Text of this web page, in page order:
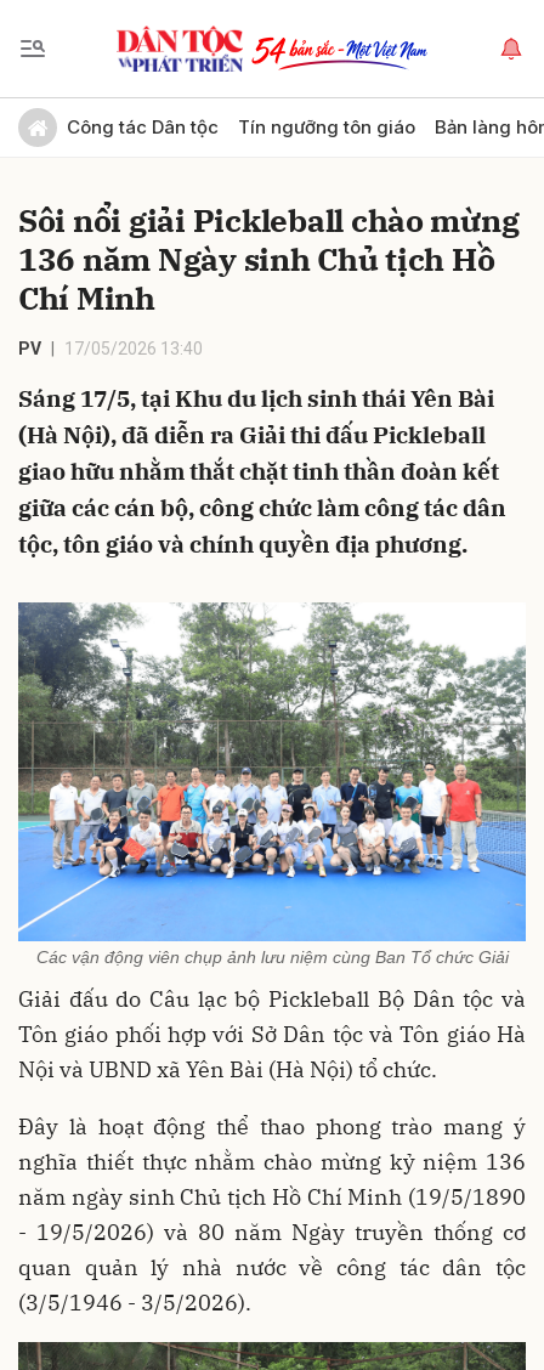
Công tác Dân tộc Tín ngưỡng tôn giáo Bản làng
Sôi nổi giải Pickleball chào mừng
136 năm Ngày sinh Chủ tịch Hồ
Chí Minh
PV 17/05/2026 13:40
Sáng 17/5, tại Khu du lịch sinh thái Yên Bài
(Hà Nội), đã diễn ra Giải thi đấu Pickleball
giao hữu nhằm thắt chặt tinh thần đoàn kết
giữa các cán bộ, công chức làm công tác dân
tộc, tôn giáo và chính quyền địa phương.
Các vận động viên chụp ảnh lưu niệm cùng Ban Tổ chức Giải
Giải đấu do Câu lạc bộ Pickleball Bộ Dân tộc và
Tôn giáo phối hợp với Sở Dân tộc và Tôn giáo Hà
Nội và UBND xã Yên Bài (Hà Nội) tổ chức.
Đây là hoạt động thể thao phong trào mang ý
nghĩa thiết thực nhằm chào mừng kỷ niệm 136
năm ngày sinh Chủ tịch Hồ Chí Minh (19/5/1890
- 19/5/2026) và 80 năm Ngày truyền thống cơ
quan quản lý nhà nước về công tác dân tộc
(3/5/1946 - 3/5/2026).
Gửi bình luận